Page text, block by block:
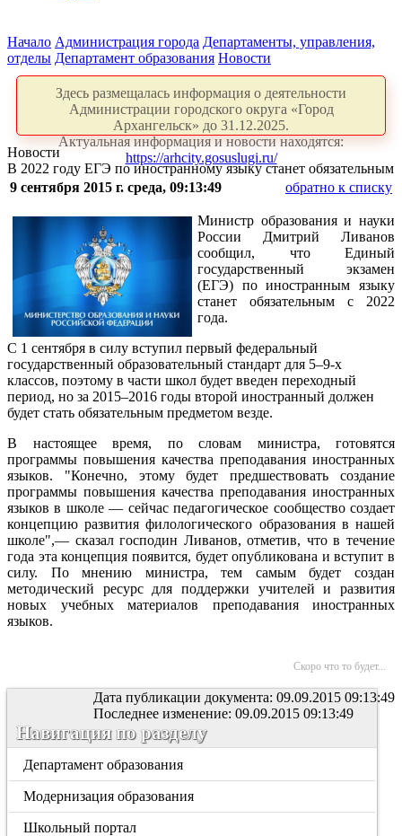
Начало Администрация города Департаменты, управления,
отделы Департамент образования Новости
Здесь размещалась информация о деятельности
Администрации городского округа «Город
Архангельск» до 31.12.2025.
Актуальная информация и новости находятся:
https://arhcity.gosuslugi.ru/
Новости
В 2022 году ЕГЭ по иностранному языку станет обязательным
9 сентября 2015 г. среда, 09:13:49
обратно к списку
Министр образования и науки
России Дмитрий Ливанов
сообщил, что Единый
государственный экзамен
(ЕГЭ) по иностранным языку
станет обязательным с 2022
года.
С 1 сентября в силу вступил первый федеральный
государственный образовательный стандарт для 5–9-х
классов, поэтому в части школ будет введен переходный
период, но за 2015–2016 годы второй иностранный должен
будет стать обязательным предметом везде.
В настоящее время, по словам министра, готовятся
программы повышения качества преподавания иностранных
языков. "Конечно, этому будет предшествовать создание
программы повышения качества преподавания иностранных
языков в школе — сейчас педагогическое сообщество создает
концепцию развития филологического образования в нашей
школе",— сказал господин Ливанов, отметив, что в течение
года эта концепция появится, будет опубликована и вступит в
силу. По мнению министра, тем самым будет создан
методический ресурс для поддержки учителей и развития
новых учебных материалов преподавания иностранных
языков.
Скоро что то будет...
Дата публикации документа: 09.09.2015 09:13:49
Последнее изменение: 09.09.2015 09:13:49
Навигация по разделу
Департамент образования
Модернизация образования
Школьный портал